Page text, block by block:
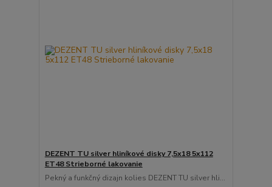
DEZENT TU silver hliníkové disky 7,5x18 5x112
ET48 Strieborné lakovanie
Pekný a funkčný dizajn kolies DEZENT TU silver hli...